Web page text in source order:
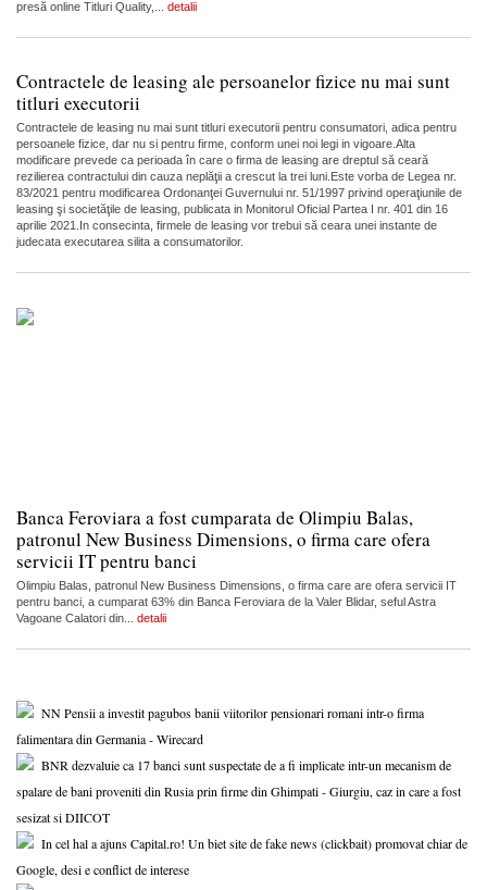
presă online Titluri Quality,... detalii
Contractele de leasing ale persoanelor fizice nu mai sunt
titluri executorii
Contractele de leasing nu mai sunt titluri executorii pentru consumatori, adica pentru
persoanele fizice, dar nu si pentru firme, conform unei noi legi in vigoare.Alta
modificare prevede ca perioada în care o firma de leasing are dreptul să ceară
rezilierea contractului din cauza neplăţii a crescut la trei luni.Este vorba de Legea nr.
83/2021 pentru modificarea Ordonanţei Guvernului nr. 51/1997 privind operaţiunile de
leasing şi societăţile de leasing, publicata in Monitorul Oficial Partea I nr. 401 din 16
aprilie 2021.In consecinta, firmele de leasing vor trebui să ceara unei instante de
judecata executarea silita a consumatorilor.
Banca Feroviara a fost cumparata de Olimpiu Balas,
patronul New Business Dimensions, o firma care ofera
servicii IT pentru banci
Olimpiu Balas, patronul New Business Dimensions, o firma care are ofera servicii IT
pentru banci, a cumparat 63% din Banca Feroviara de la Valer Blidar, seful Astra
Vagoane Calatori din... detalii
NN Pensii a investit pagubos banii viitorilor pensionari romani intr-o firma
falimentara din Germania - Wirecard
BNR dezvaluie ca 17 banci sunt suspectate de a fi implicate intr-un mecanism de
spalare de bani proveniti din Rusia prin firme din Ghimpati - Giurgiu, caz in care a fost
sesizat si DIICOT
In cel hal a ajuns Capital.ro! Un biet site de fake news (clickbait) promovat chiar de
Google, desi e conflict de interese